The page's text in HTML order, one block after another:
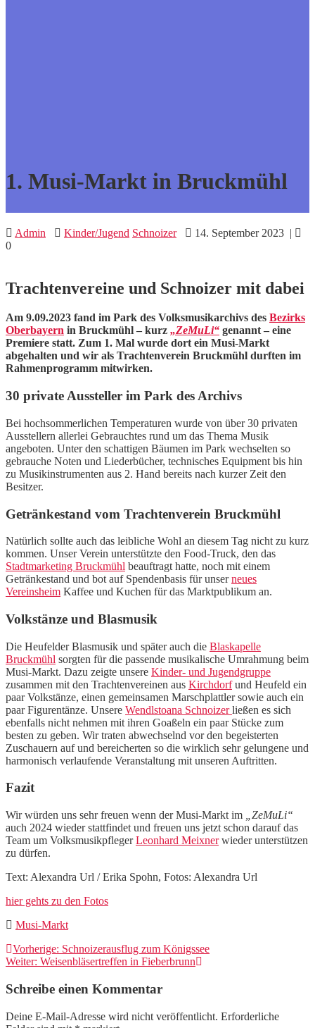
1. Musi-Markt in Bruckmühl
Admin Kinder/Jugend Schnoizer 14. September 2023 |
0
Trachtenvereine und Schnoizer mit dabei
Am 9.09.2023 fand im Park des Volksmusikarchivs des Bezirks
Oberbayern in Bruckmühl – kurz „ZeMuLi“ genannt – eine
Premiere statt. Zum 1. Mal wurde dort ein Musi-Markt
abgehalten und wir als Trachtenverein Bruckmühl durften im
Rahmenprogramm mitwirken.
30 private Aussteller im Park des Archivs
Bei hochsommerlichen Temperaturen wurde von über 30 privaten
Ausstellern allerlei Gebrauchtes rund um das Thema Musik
angeboten. Unter den schattigen Bäumen im Park wechselten so
gebrauche Noten und Liederbücher, technisches Equipment bis hin
zu Musikinstrumenten aus 2. Hand bereits nach kurzer Zeit den
Besitzer.
Getränkestand vom Trachtenverein Bruckmühl
Natürlich sollte auch das leibliche Wohl an diesem Tag nicht zu kurz
kommen. Unser Verein unterstützte den Food-Truck, den das
Stadtmarketing Bruckmühl beauftragt hatte, noch mit einem
Getränkestand und bot auf Spendenbasis für unserneues
Vereinsheim Kaffee und Kuchen für das Marktpublikum an.
Volkstänze und Blasmusik
Die Heufelder Blasmusik und später auch die Blaskapelle
Bruckmühl sorgten für die passende musikalische Umrahmung beim
Musi-Markt. Dazu zeigte unsere Kinder- und Jugendgruppe
zusammen mit den Trachtenvereinen aus Kirchdorfund Heufeld ein
paar Volkstänze, einen gemeinsamen Marschplattler sowie auch ein
paar Figurentänze. Unsere Wendlstoana Schnoizerließen es sich
ebenfalls nicht nehmen mit ihren Goaßeln ein paar Stücke zum
besten zu geben. Wir traten abwechselnd vor den begeisterten
Zuschauern auf und bereicherten so die wirklich sehr gelungene und
harmonisch verlaufende Veranstaltung mit unseren Auftritten.
Fazit
Wir würden uns sehr freuen wenn der Musi-Markt im
„ZeMuLi“
auch 2024 wieder stattfindet und freuen uns jetzt schon darauf das
Team um VolksmusikpflegerLeonhard Meixnerwieder unterstützen
zu dürfen.
Text: Alexandra Url / Erika Spohn, Fotos: Alexandra Url
hier gehts zu den Fotos
Musi-Markt
Beitragsnavigation
Vorherige: Vorheriger
Beitrag:
Schnoizerausflug zum Königssee
Weiter: Nächster
Weisenbläsertreffen in Fieberbrunn
Schreibe einen Kommentar
Deine E-Mail-Adresse wird nicht veröffentlicht. Erforderliche